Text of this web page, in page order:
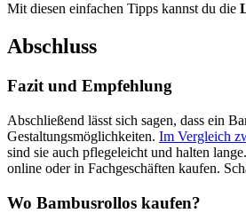
Mit diesen einfachen Tipps kannst du die
Abschluss
Fazit und Empfehlung
Abschließend lässt sich sagen, dass ein
Gestaltungsmöglichkeiten. Im Vergleich
sind sie auch pflegeleicht und halten
online oder in Fachgeschäften kaufen.
Wo Bambusrollos kaufen?